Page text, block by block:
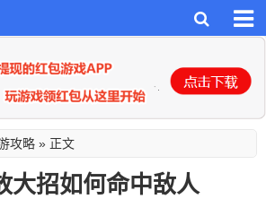
攻略 » 正文
大招如何命中敌人